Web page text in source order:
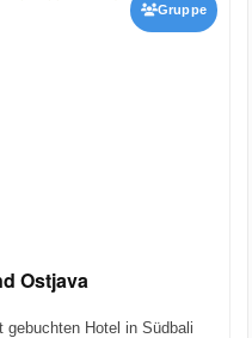
Gruppe
Ostjava
gebuchten Hotel in Südbali